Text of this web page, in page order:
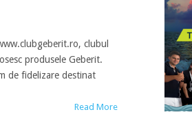
clubul
produsele Geberit.
de fidelizare destinat
Read More